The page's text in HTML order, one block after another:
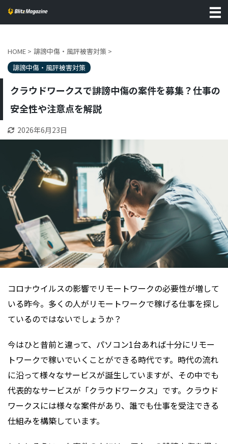
HOME > 誹謗中傷・風評被害対策 >
誹謗中傷・風評被害対策
クラウドワークスで誹謗中傷の案件を募集？仕事の
安全性や注意点を解説
2026年6月23日
コロナウイルスの影響でリモートワークの必要性が増して
いる昨今。多くの人がリモートワークで稼げる仕事を探し
ているのではないでしょうか？
今はひと昔前と違って、パソコン1台あれば十分にリモー
トワークで稼いでいくことができる時代です。時代の流れ
に沿って様々なサービスが誕生していますが、その中でも
代表的なサービスが「クラウドワークス」です。クラウド
ワークスには様々な案件があり、誰でも仕事を受注できる
仕組みを構築しています。